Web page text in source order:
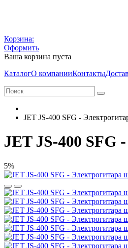
Корзина:
Оформить
Ваша корзина пуста
КаталогО компанииКонтакты
JET JS-400 SFG -
JET JS-400 SFG
5%